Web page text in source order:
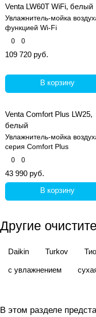
Venta LW60T WiFi, белый
Увлажнитель-мойка
функцией Wi-Fi
0 0
109 720 руб.
В корзину
Venta Comfort Plus LW25,
белый
Увлажнитель-мойка
серия Comfort Plus
0 0
43 990 руб.
В корзину
Другие
Daikin Turkov
с увлажнением
В этом разделе